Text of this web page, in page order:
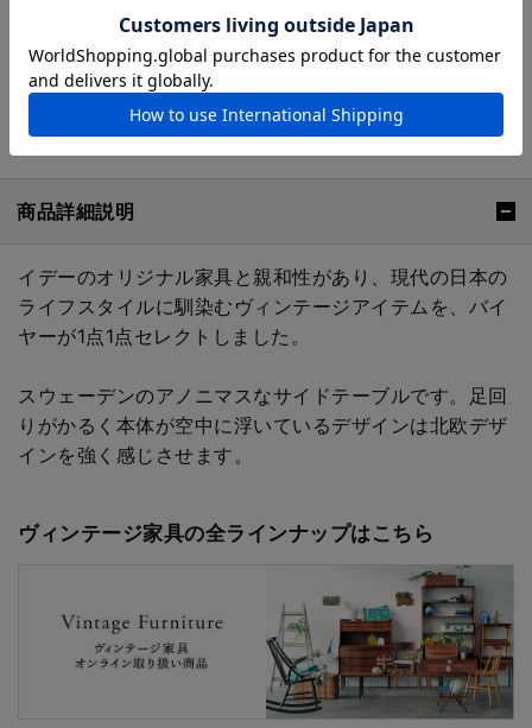
の熱などによる納品後の変形、変色。
* 納品後の移動、輸送により生じた破
損、故障。
* その他不適切な取扱い、不注意によ
り生じた損傷、故障。
商品詳細説明
イデーのオリジナル家具と親和性があり、現代の日本の
ライフスタイルに馴染むヴィンテージアイテムを、バイ
ヤーが1点1点セレクトしました。
スウェーデンのアノニマスなサイドテーブルです。足回
りがかるく本体が空中に浮いているデザインは北欧デザ
インを強く感じさせます。
ヴィンテージ家具の全ラインナップはこちら